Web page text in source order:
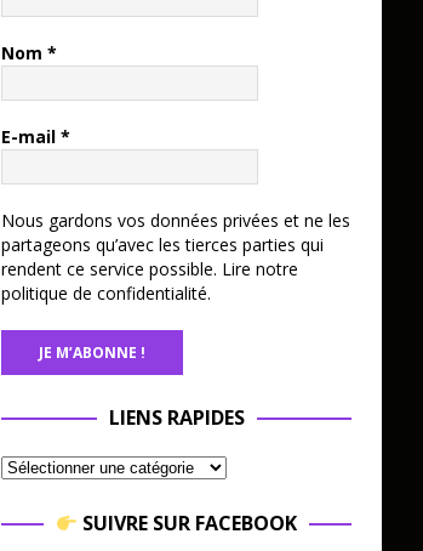
Nom *
E-mail *
Nous gardons vos données privées et ne les
partageons qu’avec les tierces parties qui
rendent ce service possible. Lire notre
politique de confidentialité.
LIENS RAPIDES
SUIVRE SUR FACEBOOK